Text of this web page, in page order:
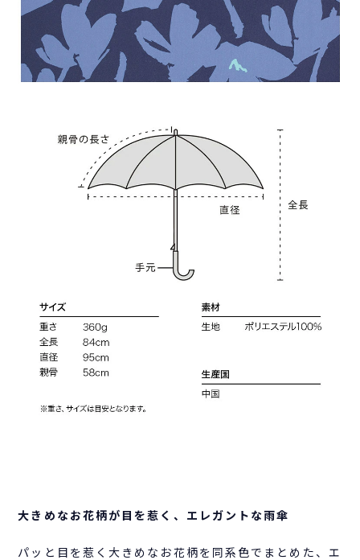
大きめなお花柄が目を惹く、エレガントな雨傘
パッと目を惹く大きめなお花柄を同系色でまとめた、エ